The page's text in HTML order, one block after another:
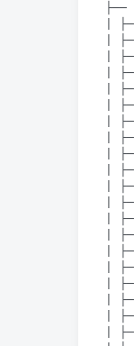
├──
|
|
|
|
|
|
|
|
|
|
|
|
|
|
|
|
|
|
|
|